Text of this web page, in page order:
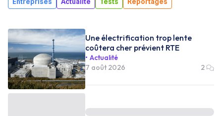
Une électrification trop lente
coûtera cher prévient RTE
Actualité
7 août 2026
2